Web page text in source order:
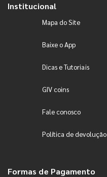
Institucional
Mapa do Site
Baixe o App
Dicas e Tutoriais
GIV coins
Fale conosco
Política de devolução
Formas de Pagamento